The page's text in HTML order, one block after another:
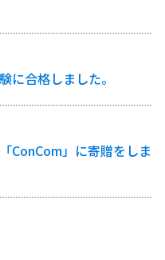
に合格しました。
ConCom」に寄贈をしま